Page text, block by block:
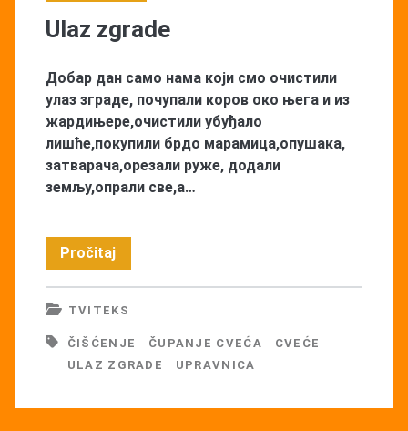
Ulaz zgrade
Добар дан само нама који смо очистили
улаз зграде, почупали коров око њега и из
жардињере,очистили убуђало
лишће,покупили брдо марамица,опушака,
затварача,орезали руже, додали
земљу,опрали све,а…
PročitajUlaz
zgrade
TVITEKS
ČIŠĆENJE ČUPANJE CVEĆA
CVEĆE
ULAZ ZGRADE
UPRAVNICA